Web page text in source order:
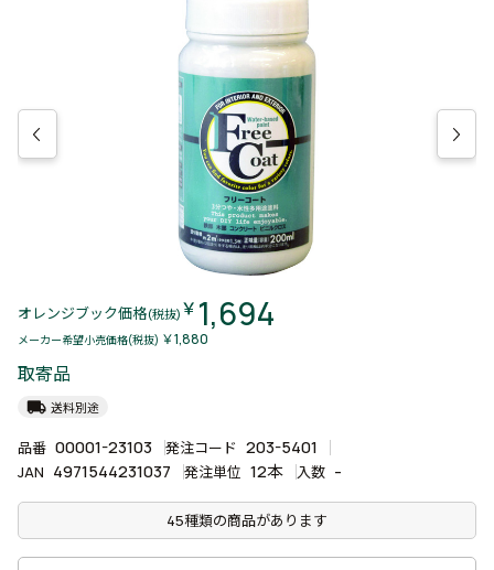
オレンジブック価格(税抜) ￥ 1,694
メーカー希望小売価格(税抜) ￥1,880
取寄品
local_shipping 送料別途
品番 00001-23103 発注コード 203-5401
JAN 4971544231037 発注単位 12本 入数 -
45種類の商品があります